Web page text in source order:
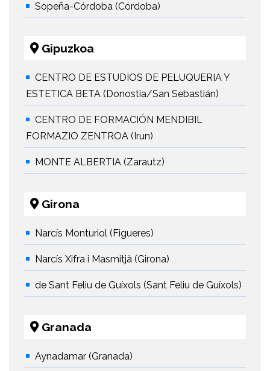
Sopeña-Córdoba (Córdoba)
Gipuzkoa
CENTRO DE ESTUDIOS DE PELUQUERIA Y
ESTETICA BETA (Donostia/San Sebastián)
CENTRO DE FORMACIÓN MENDIBIL
FORMAZIO ZENTROA (Irun)
MONTE ALBERTIA (Zarautz)
Girona
Narcís Monturiol (Figueres)
Narcís Xifra i Masmitjà (Girona)
de Sant Feliu de Guíxols (Sant Feliu de Guíxols)
Granada
Aynadamar (Granada)